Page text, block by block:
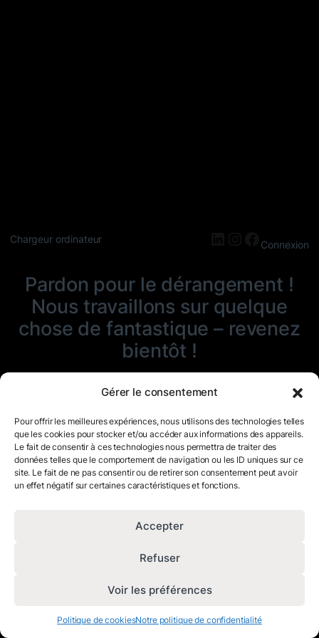
Gérer le consentement
Pour offrir les meilleures expériences, nous utilisons des technologies telles
que les cookies pour stocker et/ou accéder aux informations des appareils.
Le fait de consentir à ces technologies nous permettra de traiter des
données telles que le comportement de navigation ou les ID uniques sur ce
site. Le fait de ne pas consentir ou de retirer son consentement peut avoir
un effet négatif sur certaines caractéristiques et fonctions.
Accepter
Refuser
Voir les préférences
Politique de cookiesNotre politique de confidentialité
Chargeur ordinateur LinkedIn
Instagram
Connexion
Pardon pour le dérangement !
Nous travaillons sur quelque
chose de fantastique – revenez
bientôt !